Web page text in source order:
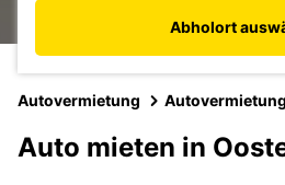
Abholort
Autovermietung
Auto mieten in